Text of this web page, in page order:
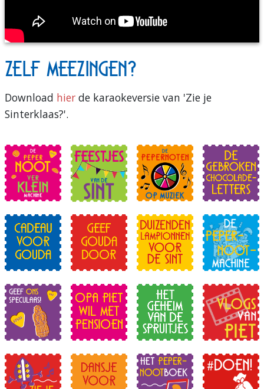
Zelf meezingen?
Download hier de karaokeversie van 'Zie je
Sinterklaas?'.